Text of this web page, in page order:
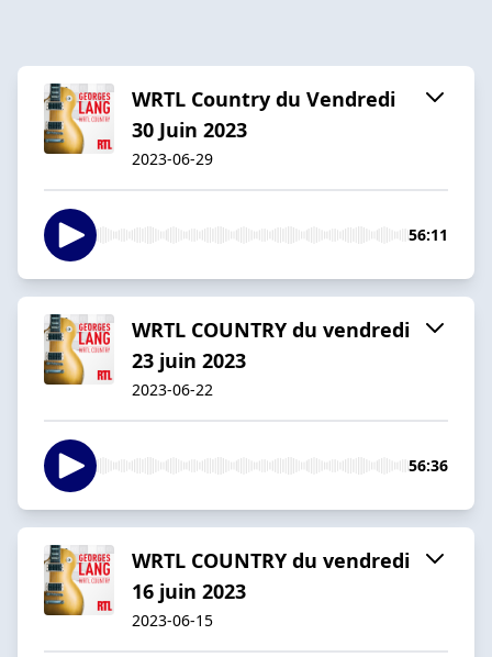
WRTL Country du Vendredi
30 Juin 2023
2023-06-29
56:11
WRTL COUNTRY du vendredi
23 juin 2023
2023-06-22
56:36
WRTL COUNTRY du vendredi
16 juin 2023
2023-06-15